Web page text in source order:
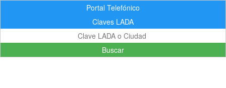
Portal Telefónico
Claves LADA
Buscar